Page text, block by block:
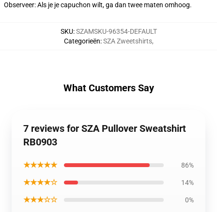
Observeer: Als je je capuchon wilt, ga dan twee maten omhoog.
SKU:SZAMSKU-96354-DEFAULT
Categorieën:SZA Zweetshirts,
What Customers Say
7 reviews for SZA Pullover Sweatshirt
RB0903
★★★★★ 86%
★★★★☆ 14%
★★★☆☆ 0%